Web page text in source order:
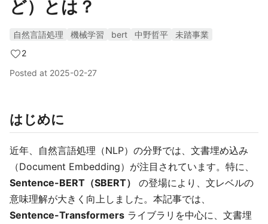
ど）とは？
自然言語処理 機械学習 bert 中野哲平
未踏事業
2
Posted at 2025-02-27
はじめに
近年、自然言語処理（NLP）の分野では、文書埋め込み
（Document Embedding）が注目されています。特に、
Sentence-BERT（SBERT）
の登場により、文レベルの
意味理解が大きく向上しました。本記事では、
Sentence-Transformers ライブラリを中心に、文書埋